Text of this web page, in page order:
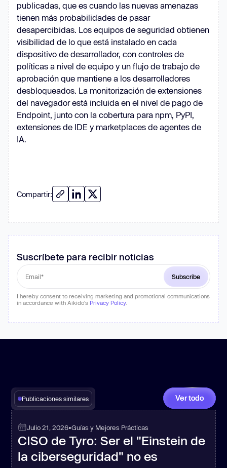
publicadas, que es cuando las nuevas amenazas
tienen más probabilidades de pasar
desapercibidas. Los equipos de seguridad obtienen
visibilidad de lo que está instalado en cada
dispositivo de desarrollador, con controles de
políticas a nivel de equipo y un flujo de trabajo de
aprobación que mantiene a los desarrolladores
desbloqueados. La monitorización de extensiones
del navegador está incluida en el nivel de pago de
Endpoint, junto con la cobertura para npm, PyPI,
extensiones de IDE y marketplaces de agentes de
IA.
Compartir:
Suscríbete para recibir noticias
I hereby consent to receiving marketing and promotional communications
in accordance with Aikido's Privacy Policy.
Publicaciones similares Ver todo
Julio 21, 2026•Guías y Mejores Prácticas
CISO de Tyro: Ser el "Einstein de
la ciberseguridad" no es